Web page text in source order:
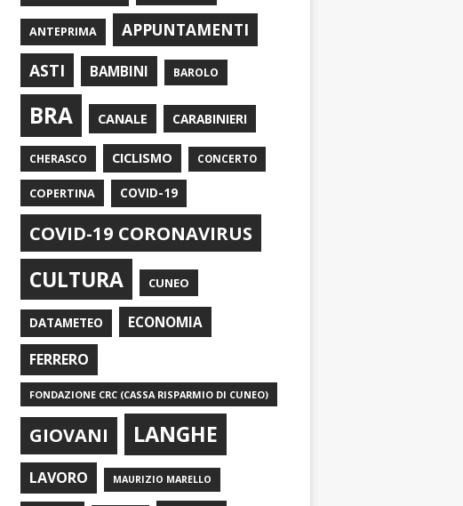
ANTEPRIMA
APPUNTAMENTI
ASTI
BAMBINI BAROLO
BRA CANALE CARABINIERI
CHERASCO CICLISMO CONCERTO
COPERTINA COVID-19
COVID-19 CORONAVIRUS
CULTURA CUNEO
DATAMETEO ECONOMIA
FERRERO
FONDAZIONE CRC (CASSA RISPARMIO DI CUNEO)
GIOVANI LANGHE
LAVORO MAURIZIO MARELLO